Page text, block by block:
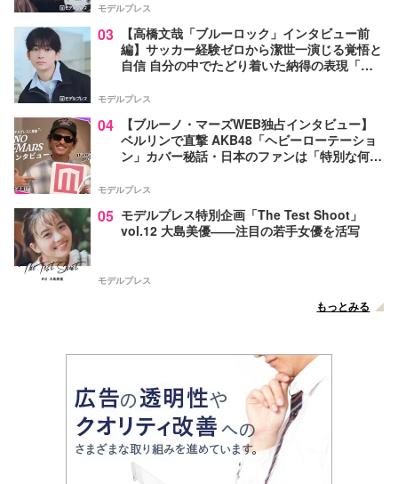
モデルプレス
03
【高橋文哉「ブルーロック」インタビュー前
編】サッカー経験ゼロから潔世一演じる覚悟と
自信 自分の中でたどり着いた納得の表現「一
モデルプレス
04
【ブルーノ・マーズWEB独占インタビュー】
ベルリンで直撃 AKB48「ヘビーローテーショ
ン」カバー秘話・日本のファンは「特別な何か
モデルプレス
05 モデルプレス特別企画「The Test Shoot」
vol.12 大島美優――注目の若手女優を活写
モデルプレス
もっとみる